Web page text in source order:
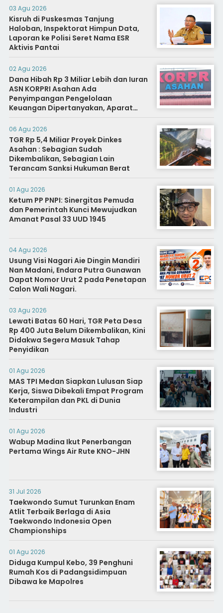
03 Agu 2026
Kisruh di Puskesmas Tanjung
Haloban, Inspektorat Himpun Data,
Laporan ke Polisi Seret Nama ESR
Aktivis Pantai
02 Agu 2026
Dana Hibah Rp 3 Miliar Lebih dan Iuran
ASN KORPRI Asahan Ada
Penyimpangan Pengelolaan
Keuangan Dipertanyakan, Aparat
Diminta Segera Usut
06 Agu 2026
TGR Rp 5,4 Miliar Proyek Dinkes
Asahan : Sebagian Sudah
Dikembalikan, Sebagian Lain
Terancam Sanksi Hukuman Berat
01 Agu 2026
Ketum PP PNPI: Sinergitas Pemuda
dan Pemerintah Kunci Mewujudkan
Amanat Pasal 33 UUD 1945
04 Agu 2026
Usung Visi Nagari Aie Dingin Mandiri
Nan Madani, Endara Putra Gunawan
Dapat Nomor Urut 2 pada Penetapan
Calon Wali Nagari.
03 Agu 2026
Lewati Batas 60 Hari, TGR Peta Desa
Rp 400 Juta Belum Dikembalikan, Kini
Didakwa Segera Masuk Tahap
Penyidikan
01 Agu 2026
MAS TPI Medan Siapkan Lulusan Siap
Kerja, Siswa Dibekali Empat Program
Keterampilan dan PKL di Dunia
Industri
01 Agu 2026
Wabup Madina Ikut Penerbangan
Pertama Wings Air Rute KNO-JHN
31 Jul 2026
Taekwondo Sumut Turunkan Enam
Atlit Terbaik Berlaga di Asia
Taekwondo Indonesia Open
Championships
01 Agu 2026
Diduga Kumpul Kebo, 39 Penghuni
Rumah Kos di Padangsidimpuan
Dibawa ke Mapolres